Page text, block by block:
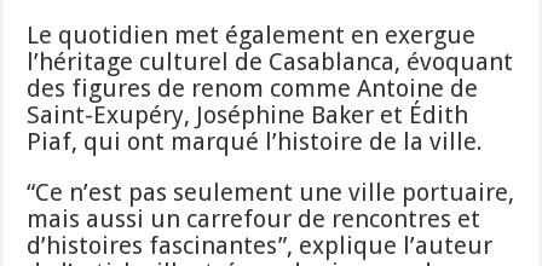
Le quotidien met également en exergue
l’héritage culturel de Casablanca, évoquant
des figures de renom comme Antoine de
Saint-Exupéry, Joséphine Baker et Édith
Piaf, qui ont marqué l’histoire de la ville.
“Ce n’est pas seulement une ville portuaire,
mais aussi un carrefour de rencontres et
d’histoires fascinantes”, explique l’auteur